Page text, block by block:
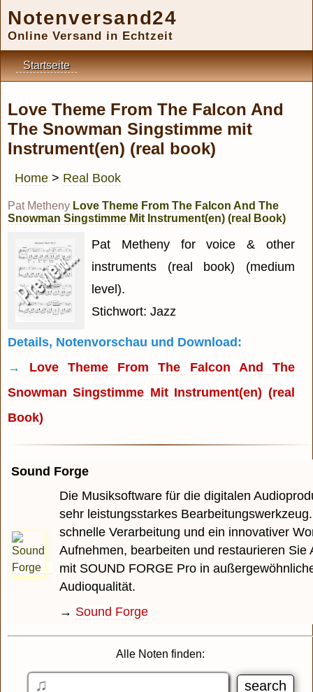
Notenversand24
Online Versand in Echtzeit
Startseite
Love Theme From The Falcon And
The Snowman Singstimme mit
Instrument(en) (real book)
Home > Real Book
Pat Metheny Love Theme From The Falcon And The
Snowman Singstimme Mit Instrument(en) (real Book)
Pat Metheny for voice & other
instruments (real book) (medium
level).
Stichwort: Jazz
Details, Notenvorschau und Download:
→ Love Theme From The Falcon And The
Snowman Singstimme Mit Instrument(en) (real
Book)
Sound Forge
Die Musiksoftware für die digitalen
sehr leistungsstarkes
schnelle Verarbeitung und ein innovativer
Aufnehmen, bearbeiten und restaurieren Sie
mit SOUND FORGE Pro in
Audioqualität.
→ Sound Forge
Alle Noten finden: